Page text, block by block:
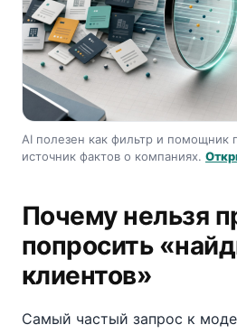
AI полезен как фильтр и помощник
источник фактов о компаниях.
Почему нельзя
попросить
клиентов»
Самый частый запрос к